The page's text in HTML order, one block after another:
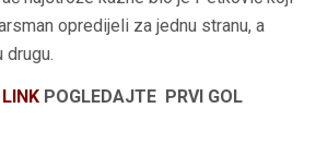
opredijeli za jednu stranu, a
drugu.
POGLEDAJTE PRVI GOL